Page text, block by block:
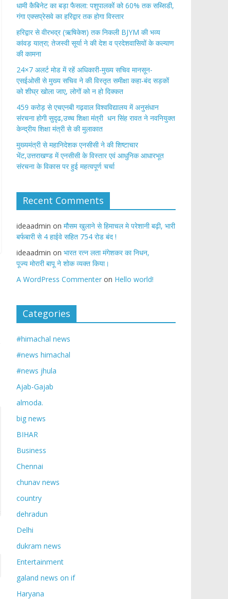
​धामी कैबिनेट का बड़ा फैसला: पशुपालकों को 60% तक सब्सिडी,
गंगा एक्सप्रेसवे का हरिद्वार तक होगा विस्तार
​हरिद्वार से वीरभद्र (ऋषिकेश) तक निकली BJYM की भव्य
कांवड़ यात्रा; तेजस्वी सूर्या ने की देश व प्रदेशवासियों के कल्याण
की कामना
24×7 अलर्ट मोड में रहें अधिकारी-मुख्य सचिव मानसून-
एसईओसी से मुख्य सचिव ने की विस्तृत समीक्षा कहा-बंद सड़कों
को शीघ्र खोला जाए, लोगों को न हो दिक्कत
459 करोड़ से एचएनबी गढ़वाल विश्वविद्यालय में अनुसंधान
संरचना होगी सुदृढ,उच्च शिक्षा मंत्री धन सिंह रावत ने नवनियुक्त
केन्द्रीय शिक्षा मंत्री से की मुलाकात
मुख्यमंत्री से महानिदेशक एनसीसी ने की शिष्टाचार
भेंट,उत्तराखण्ड में एनसीसी के विस्तार एवं आधुनिक आधारभूत
संरचना के विकास पर हुई महत्वपूर्ण चर्चा
Recent Comments
ideaadmin on मौसम खुलाने से हिमाचल मे परेशानी बढ़ी, भारी
बर्फबारी से 4 हाईवे सहित 754 रोड बंद !
ideaadmin on भारत रत्न लता मंगेशकर का निधन,
पूज्य मोरारी बापू ने शोक व्यक्त किया।
A WordPress Commenter on Hello world!
Categories
#himachal news
#news himachal
#news jhula
Ajab-Gajab
almoda.
big news
BIHAR
Business
Chennai
chunav news
country
dehradun
Delhi
dukram news
Entertainment
galand news on if
Haryana